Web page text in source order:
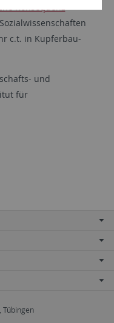
Konsequenz"
c.t. in Kupferbau-
und
für
Tübingen